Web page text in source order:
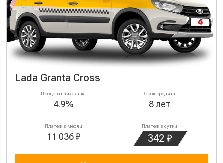
Lada Granta Cross
Процентная ставка
4.9%
Срок кредита
8 лет
Платеж в месяц
11 036 ₽
Платеж в сутки
342 ₽